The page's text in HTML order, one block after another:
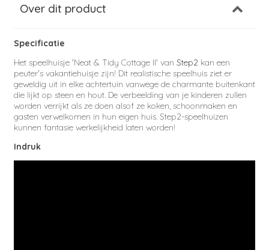
Over dit product
Specificatie
Het speelhuisje 'Neat & Tidy Cottage II' van Step2 kan een
peuter's vakantiehuisje zijn! Dit realistische speelhuis ziet er
geweldig uit in elke achtertuin vanwege de charmante buitenkant
die lijkt op steen en hout. De verbeelding van je kinderen zullen
worden verrijkt als ze doen alsof ze koken, schoonmaken en
gasten verwelkomen in hun eigen huis. Step2-speelhuizen
kunnen fantasie werkelijkheid laten worden!
Indruk